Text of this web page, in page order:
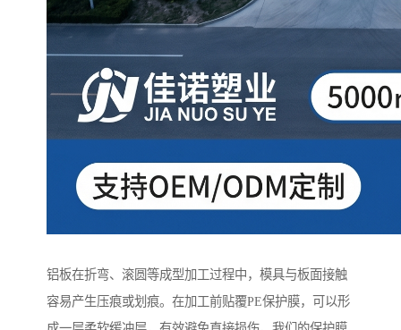
铝板在折弯、滚圆等成型加工过程中，模具与板面接触
容易产生压痕或划痕。在加工前贴覆PE保护膜，可以形